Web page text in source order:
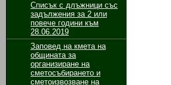
Списък с длъжници със
задължения за 2 или
повече години към
28.06.2019
Заповед на кмета на
общината за
организиране на
сметосъбирането и
сметоизвозване на